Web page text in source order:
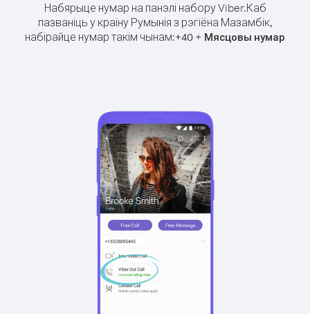
Набярыце нумар на панэлі набору Viber.Каб
пазваніць у краіну Румынія з рэгіёна Мазамбік,
набірайце нумар такім чынам:+40 + Мясцовы нумар